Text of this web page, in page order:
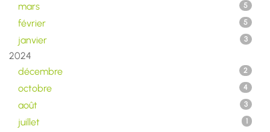
mars 5
février 5
janvier 3
2024
décembre
2
octobre 4
août 3
juillet 1